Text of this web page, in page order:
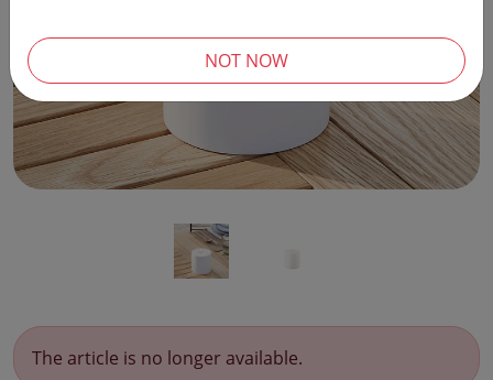
The article is no longer available.
NOT NOW